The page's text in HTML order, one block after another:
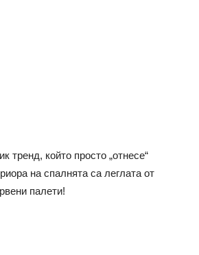
тренд, който просто „отнесе“
на спалнята са леглата от
палети!